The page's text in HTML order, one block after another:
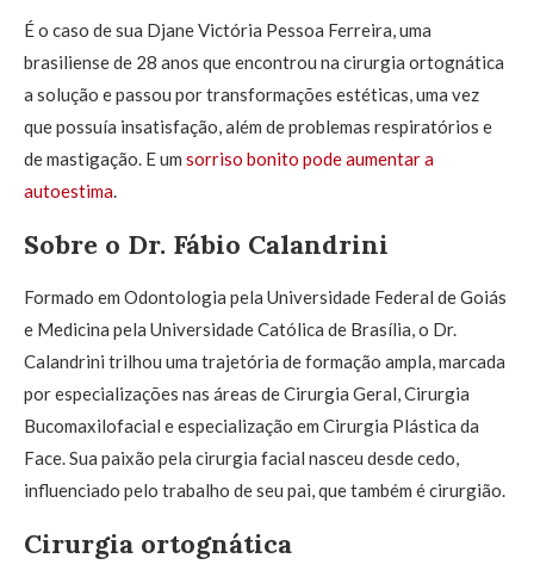
É o caso de sua Djane Victória Pessoa Ferreira, uma
brasiliense de 28 anos que encontrou na cirurgia ortognática
a solução e passou por transformações estéticas, uma vez
que possuía insatisfação, além de problemas respiratórios e
de mastigação. E um sorriso bonito pode aumentar a
autoestima.
Sobre o Dr. Fábio Calandrini
Formado em Odontologia pela Universidade Federal de Goiás
e Medicina pela Universidade Católica de Brasília, o Dr.
Calandrini trilhou uma trajetória de formação ampla, marcada
por especializações nas áreas de Cirurgia Geral, Cirurgia
Bucomaxilofacial e especialização em Cirurgia Plástica da
Face. Sua paixão pela cirurgia facial nasceu desde cedo,
influenciado pelo trabalho de seu pai, que também é cirurgião.
Cirurgia ortognática